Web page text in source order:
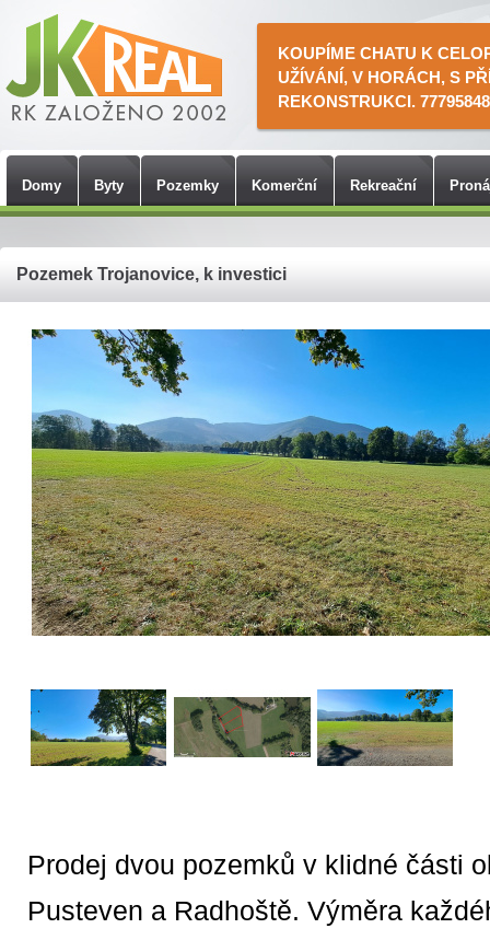
KOUPÍME CHATU K
UŽÍVÁNÍ, V HORÁCH, S
REKONSTRUKCI.
Domy Byty Pozemky Komerční Rekreační
Pozemek Trojanovice, k investici
Prodej dvou pozemků v klidné části
Pusteven a Radhoště. Výměra